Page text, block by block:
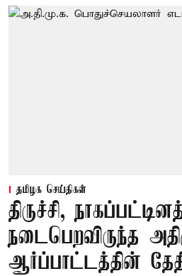
தமிழக செய்திகள்
திருச்சி,
நடைபெறவிருந்த
ஆர்ப்பாட்டத்தின்